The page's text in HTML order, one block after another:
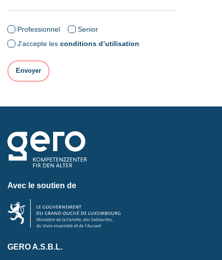
Professionnel
Senior
J’accepte les conditions d’utilisation
Avec le soutien de
GERO A.S.B.L.